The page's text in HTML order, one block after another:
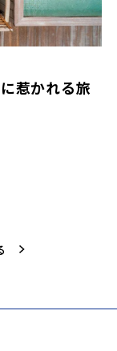
惹かれる旅